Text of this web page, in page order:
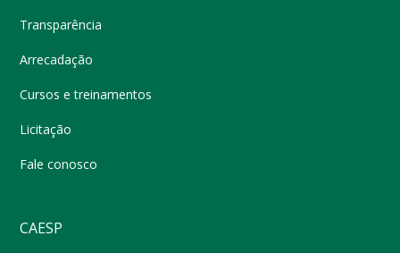
Transparência
Arrecadação
Cursos e treinamentos
Licitação
Fale conosco
CAESP